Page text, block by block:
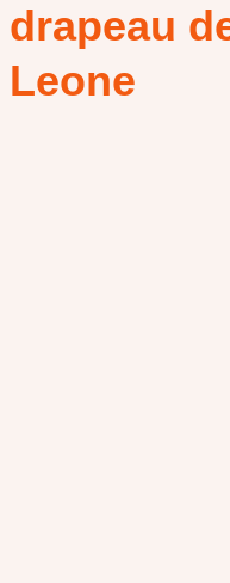
drapeau
Leone